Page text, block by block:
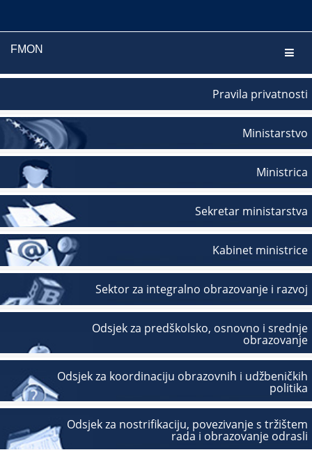
FMON
Pravila privatnosti
Ministarstvo
Ministrica
Sekretar ministarstva
Kabinet ministrice
Sektor za integralno obrazovanje i razvoj
Odsjek za predškolsko, osnovno i srednje
obrazovanje
Odsjek za koordinaciju obrazovnih i udžbeničkih
politika
Odsjek za nostrifikaciju, povezivanje s tržištem
rada i obrazovanje odrasli